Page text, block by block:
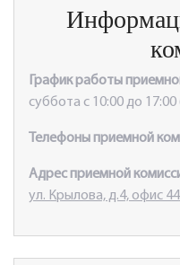
График работы
суббота с 10:00 до
Телефоны приемной
Адрес приемной
ул. Крылова, д.4, офис 44